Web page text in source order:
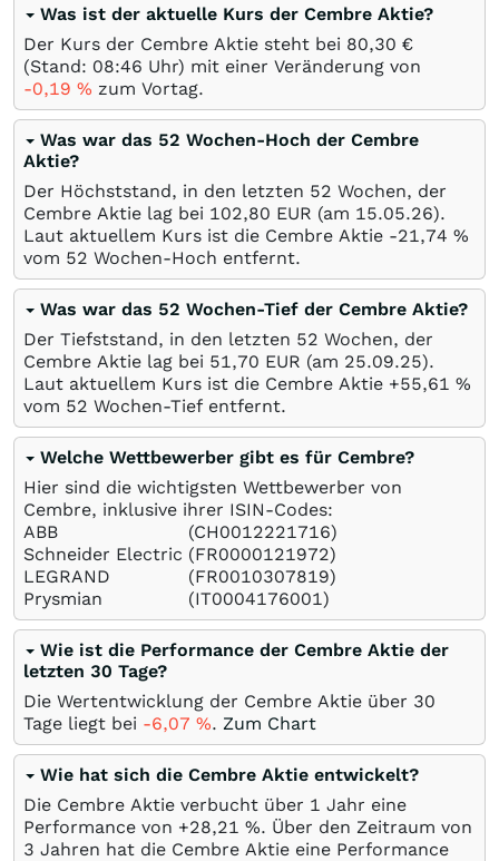
Was ist der aktuelle Kurs der Cembre Aktie?
Der Kurs der Cembre Aktie steht bei 80,30 €
(Stand: 08:46 Uhr) mit einer Veränderung von
-0,19 % zum Vortag.
Was war das 52 Wochen-Hoch der Cembre
Aktie?
Der Höchststand, in den letzten 52 Wochen, der
Cembre Aktie lag bei 102,80 EUR (am 15.05.26).
Laut aktuellem Kurs ist die Cembre Aktie -21,74 %
vom 52 Wochen-Hoch entfernt.
Was war das 52 Wochen-Tief der Cembre Aktie?
Der Tiefststand, in den letzten 52 Wochen, der
Cembre Aktie lag bei 51,70 EUR (am 25.09.25).
Laut aktuellem Kurs ist die Cembre Aktie +55,61 %
vom 52 Wochen-Tief entfernt.
Welche Wettbewerber gibt es für Cembre?
Hier sind die wichtigsten Wettbewerber von
Cembre, inklusive ihrer ISIN-Codes:
ABB
(CH0012221716)
Schneider Electric (FR0000121972)
LEGRAND
(FR0010307819)
Prysmian
(IT0004176001)
Wie ist die Performance der Cembre Aktie der
letzten 30 Tage?
Die Wertentwicklung der Cembre Aktie über 30
Tage liegt bei -6,07 %. Zum Chart
Wie hat sich die Cembre Aktie entwickelt?
Die Cembre Aktie verbucht über 1 Jahr eine
Performance von +28,21 %. Über den Zeitraum von
3 Jahren hat die Cembre Aktie eine Performance